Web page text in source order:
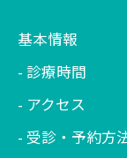
基本情報
診療時間
アクセス
受診・予約方